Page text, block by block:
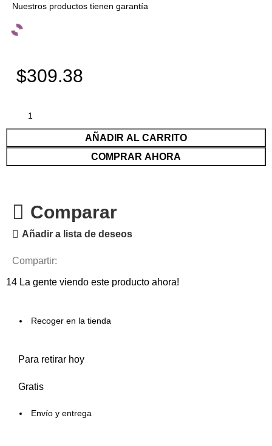
Nuestros productos tienen garantía
$309.38
AÑADIR AL CARRITO
COMPRAR AHORA
Comparar
Añadir a lista de deseos
Compartir:
14 La gente viendo este producto ahora!
Recoger en la tienda
Para retirar hoy
Gratis
Envío y entrega